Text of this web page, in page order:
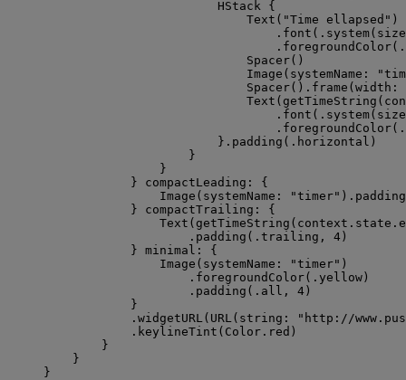
HStack {
Text ( "Time ellapsed " )
. font ( . system( size
. foregroundColor( .
Spacer()
Image ( systemName : "
Spacer(). frame ( width :
Text ( getTimeString (
. font ( . system( size
. foregroundColor( .
}. padding ( . horizontal )
}
}
} compactLeading : {
Image ( systemName : " timer" ). padding
} compactTrailing : {
Text ( getTimeString ( context. state .
. padding ( . trailing , 4 )
} minimal : {
Image ( systemName : " timer" )
. foregroundColor( . yellow )
. padding ( . all , 4 )
}
. widgetURL( URL( string : " http://
. keylineTint ( Color. red )
}
}
}